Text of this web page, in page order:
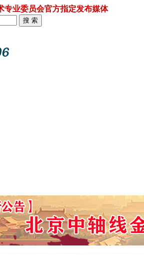
专业委员会官方指定发布媒体